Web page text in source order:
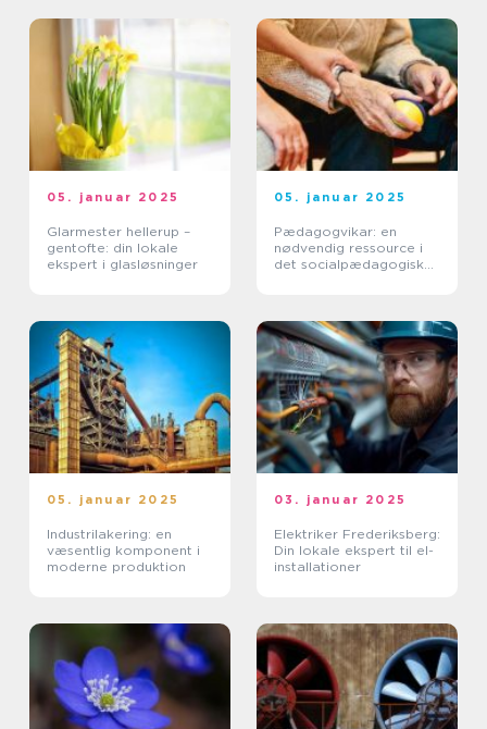
05. januar 2025
Glarmester hellerup –
gentofte: din lokale
ekspert i glasløsninger
05. januar 2025
Pædagogvikar: en
nødvendig ressource i
det socialpædagogiske
05. januar 2025
Industrilakering: en
væsentlig komponent i
moderne produktion
03. januar 2025
Elektriker Frederiksberg:
Din lokale ekspert til el-
installationer